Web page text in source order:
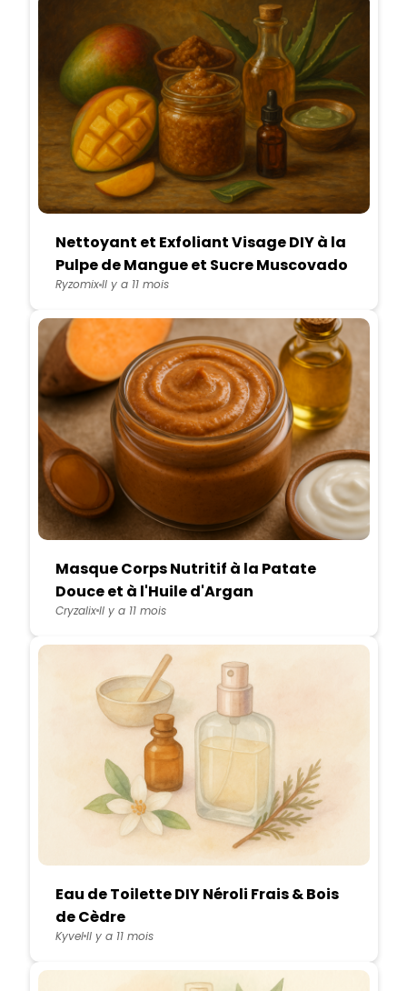
Nettoyant et Exfoliant Visage DIY à la
Pulpe de Mangue et Sucre Muscovado
RyzomixIl y a 11 mois
Masque Corps Nutritif à la Patate
Douce et à l'Huile d'Argan
CryzalixIl y a 11 mois
Eau de Toilette DIY Néroli Frais & Bois
de Cèdre
KyvelIl y a 11 mois